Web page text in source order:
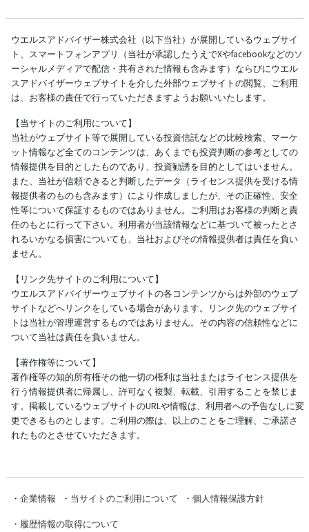
ウエルスアドバイザー株式会社（以下当社）が展開しているウェブサイ
ト、スマートフォンアプリ（当社が承認したうえでXやfacebookなどのソ
ーシャルメディアで配信・共有された情報も含みます）ならびにウエル
スアドバイザーウェブサイトを介した外部ウェブサイトの閲覧、ご利用
は、お客様の責任で行っていただきますようお願いいたします。
【当サイトのご利用について】
当社がウェブサイト等で展開している投資信託などの比較検索、マーケ
ット情報など全てのコンテンツは、あくまでも投資判断の参考としての
情報提供を目的としたものであり、投資勧誘を目的としてはいません。
また、当社が信頼できると判断したデータ（ライセンス提供を受ける情
報提供者のものも含みます）により作成しましたが、その正確性、安全
性等について保証するものではありません。ご利用はお客様の判断と責
任のもとに行って下さい。利用者が当該情報などに基づいて被ったとさ
れるいかなる損害についても、当社およびその情報提供者は責任を負い
ません。
【リンク先サイトのご利用について】
ウエルスアドバイザーウェブサイトの各コンテンツからは外部のウェブ
サイトなどへリンクをしている場合があります。リンク先のウェブサイ
トは当社が管理運営するものではありません。その内容の信頼性などに
ついて当社は責任を負いません。
【著作権等について】
著作権等の知的所有権その他一切の権利は当社またはライセンス提供を
行う情報提供者に帰属し、許可なく複製、転載、引用することを禁じま
す。掲載しているウェブサイトのURLや情報は、利用者への予告なしに変
更できるものとします。ご利用の際は、以上のことをご理解、ご承諾さ
れたものとさせていただきます。
・ 企業情報 ・ 当サイトのご利用について ・ 個人情報保護方針
・ 履歴情報の取得について